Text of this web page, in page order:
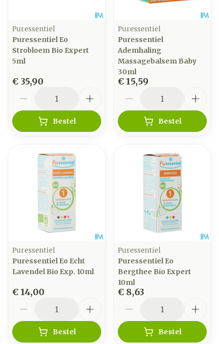
Puressentiel
Puressentiel Eo
Strobloem Bio Expert
5ml
€ 35,90
Bestel
Puressentiel
Puressentiel
Ademhaling
Massagebalsem Baby
30ml
€ 15,59
Bestel
Puressentiel
Puressentiel Eo Echt
Lavendel Bio Exp. 10ml
€ 14,00
Bestel
Puressentiel
Puressentiel Eo
Bergthee Bio Expert
10ml
€ 8,63
Bestel